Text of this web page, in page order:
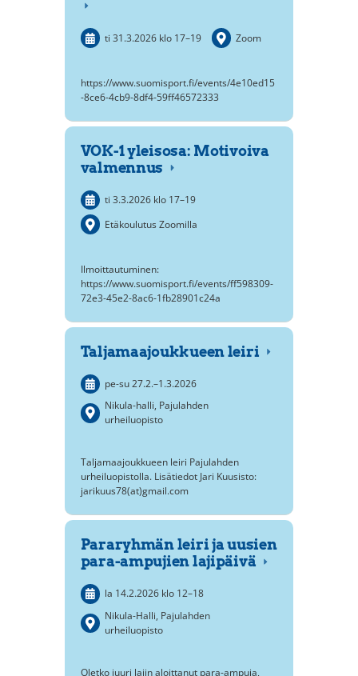
ti 31.3.2026 klo 17–19 Zoom
https://www.suomisport.fi/events/4e10ed15
-8ce6-4cb9-8df4-59ff46572333
VOK-1 yleisosa: Motivoiva
valmennus
ti 3.3.2026 klo 17–19
Etäkoulutus Zoomilla
Ilmoittautuminen:
https://www.suomisport.fi/events/ff598309-
72e3-45e2-8ac6-1fb28901c24a
Taljamaajoukkueen leiri
pe-su27.2.–1.3.2026
Nikula-halli, Pajulahden
urheiluopisto
Taljamaajoukkueen leiri Pajulahden
urheiluopistolla. Lisätiedot Jari Kuusisto:
jarikuus78(at)gmail.com
Pararyhmän leiri ja uusien
para-ampujien lajipäivä
la 14.2.2026 klo 12–18
Nikula-Halli, Pajulahden
urheiluopisto
Oletko juuri lajin aloittanut para-ampuja,